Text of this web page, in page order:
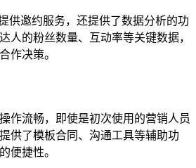
供邀约服务，还提供了数据分析的功
人的粉丝数量、互动率等关键数据，
作决策。
作流畅，即使是初次使用的营销人员
供了模板合同、沟通工具等辅助功
便捷性。